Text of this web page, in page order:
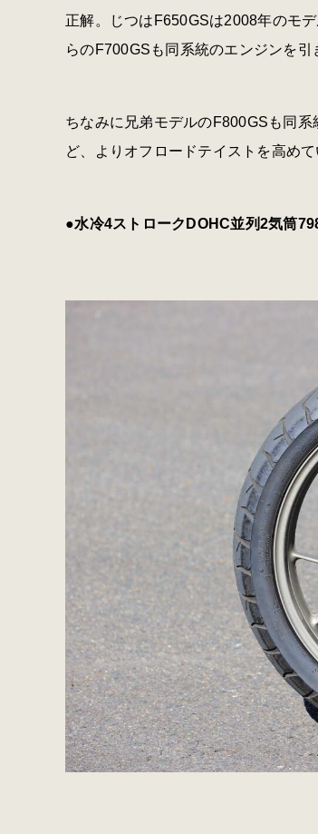
正解。じつはF650GSは2008年のモ
らのF700GSも同系統のエンジンを
ちなみに兄弟モデルのF800GSも同
ど、よりオフロードテイストを高めて
●水冷4ストロークDOHC並列2気筒